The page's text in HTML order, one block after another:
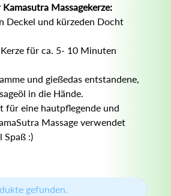
Massagekerze:
Deckel und kürzeden Docht
Kerze für ca. 5- 10 Minuten
und gießedas entstandene,
in die Hände.
für eine hautpflegende und
Massage verwendet
Spaß :)
gefunden.